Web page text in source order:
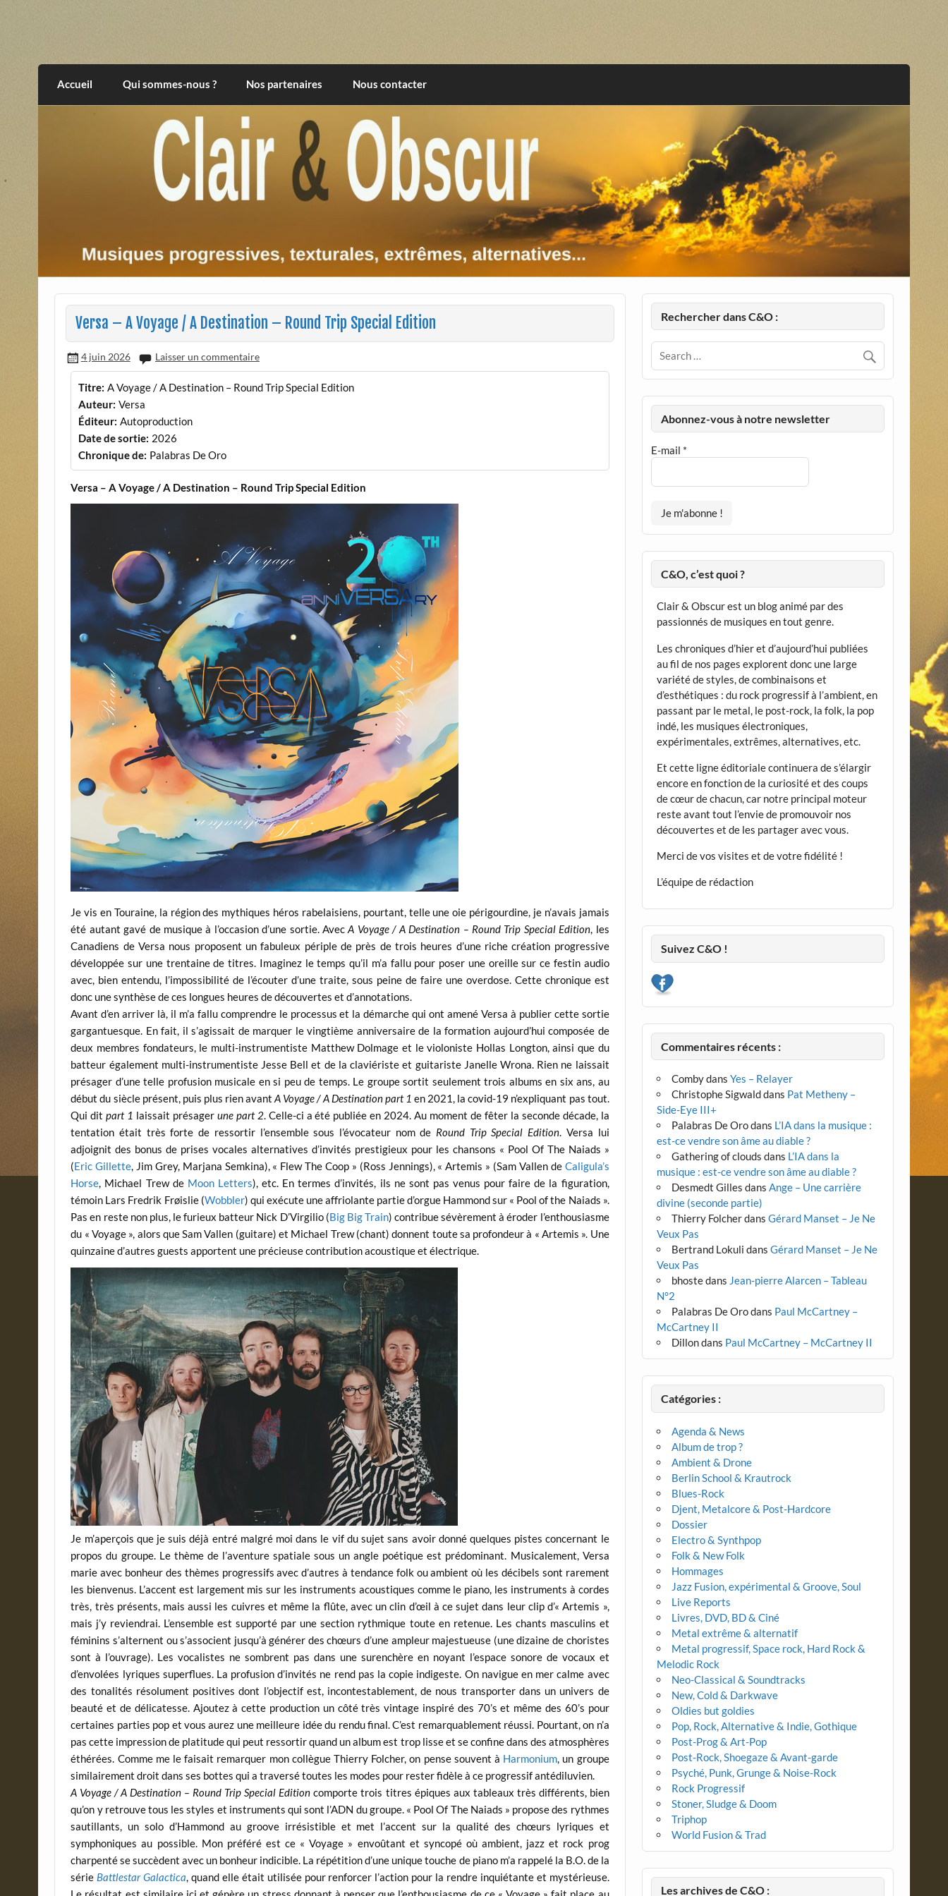
Clair et Obscur
Accueil Qui sommes-nous ? Nos partenaires Nous contacter
Versa – A Voyage / A Destination – Round Trip Special Edition
4 juin 2026 Laisser un commentaire
Titre: A Voyage / A Destination – Round Trip Special Edition
Auteur: Versa
Éditeur: Autoproduction
Date de sortie: 2026
Chronique de: Palabras De Oro
Versa – A Voyage / A Destination – Round Trip Special Edition
Je vis en Touraine, la région des mythiques héros rabelaisiens, pourtant, telle une oie périgourdine, je n’avais jamais
été autant gavé de musique à l’occasion d’une sortie. AvecA Voyage / A Destination – Round Trip Special Edition, les
Canadiens de Versa nous proposent un fabuleux périple de près de trois heures d’une riche création progressive
développée sur une trentaine de titres. Imaginez le temps qu’il m’a fallu pour poser une oreille sur ce festin audio
avec, bien entendu, l’impossibilité de l’écouter d’une traite, sous peine de faire une overdose. Cette chronique est
donc une synthèse de ces longues heures de découvertes et d’annotations.
Avant d’en arriver là, il m’a fallu comprendre le processus et la démarche qui ont amené Versa à publier cette sortie
gargantuesque. En fait, il s’agissait de marquer le vingtième anniversaire de la formation aujourd’hui composée de
deux membres fondateurs, le multi-instrumentiste Matthew Dolmage et le violoniste Hollas Longton, ainsi que du
batteur également multi-instrumentiste Jesse Bell et de la claviériste et guitariste Janelle Wrona. Rien ne laissait
présager d’une telle profusion musicale en si peu de temps. Le groupe sortit seulement trois albums en six ans, au
début du siècle présent, puis plus rien avantA Voyage / A Destination part 1 en 2021, la covid-19 n’expliquant pas tout.
Qui ditpart 1 laissait présager une part 2. Celle-ci a été publiée en 2024. Au moment de fêter la seconde décade, la
tentation était très forte de ressortir l’ensemble sous l’évocateur nom de Round Trip Special Edition. Versa lui
adjoignit des bonus de prises vocales alternatives d’invités prestigieux pour les chansons « Pool Of The Naiads »
(Eric Gillette, Jim Grey, Marjana Semkina), « Flew The Coop » (Ross Jennings), « Artemis » (Sam Vallen de Caligula’s
Horse, Michael Trew de Moon Letters), etc. En termes d’invités, ils ne sont pas venus pour faire de la figuration,
témoin Lars Fredrik Frøislie (Wobbler) qui exécute une affriolante partie d’orgue Hammond sur « Pool of the Naiads ».
Pas en reste non plus, le furieux batteur Nick D’Virgilio (Big Big Train) contribue sévèrement à éroder l’enthousiasme
du « Voyage », alors que Sam Vallen (guitare) et Michael Trew (chant) donnent toute sa profondeur à « Artemis ». Une
quinzaine d’autres guests apportent une précieuse contribution acoustique et électrique.
Je m’aperçois que je suis déjà entré malgré moi dans le vif du sujet sans avoir donné quelques pistes concernant le
propos du groupe. Le thème de l’aventure spatiale sous un angle poétique est prédominant. Musicalement, Versa
marie avec bonheur des thèmes progressifs avec d’autres à tendance folk ou ambient où les décibels sont rarement
les bienvenus. L’accent est largement mis sur les instruments acoustiques comme le piano, les instruments à cordes
très, très présents, mais aussi les cuivres et même la flûte, avec un clin d’œil à ce sujet dans leur clip d’« Artemis »,
mais j’y reviendrai. L’ensemble est supporté par une section rythmique toute en retenue. Les chants masculins et
féminins s’alternent ou s’associent jusqu’à générer des chœurs d’une ampleur majestueuse (une dizaine de choristes
sont à l’ouvrage). Les vocalistes ne sombrent pas dans une surenchère en noyant l’espace sonore de vocaux et
d’envolées lyriques superflues. La profusion d’invités ne rend pas la copie indigeste. On navigue en mer calme avec
des tonalités résolument positives dont l’objectif est, incontestablement, de nous transporter dans un univers de
beauté et de délicatesse. Ajoutez à cette production un côté très vintage inspiré des 70’s et même des 60’s pour
certaines parties pop et vous aurez une meilleure idée du rendu final. C’est remarquablement réussi. Pourtant, on n’a
pas cette impression de platitude qui peut ressortir quand un album est trop lisse et se confine dans des atmosphères
éthérées. Comme me le faisait remarquer mon collègue Thierry Folcher, on pense souvent à Harmonium, un groupe
similairement droit dans ses bottes qui a traversé toutes les modes pour rester fidèle à ce progressif antédiluvien.
A Voyage / A Destination – Round Trip Special Edition comporte trois titres épiques aux tableaux très différents, bien
qu’on y retrouve tous les styles et instruments qui sont l’ADN du groupe. « Pool Of The Naiads » propose des rythmes
sautillants, un solo d’Hammond au groove irrésistible et met l’accent sur la qualité des chœurs lyriques et
symphoniques au possible. Mon préféré est ce « Voyage » envoûtant et syncopé où ambient, jazz et rock prog
charpenté se succèdent avec un bonheur indicible. La répétition d’une unique touche de piano m’a rappelé la B.O. de la
série Battlestar Galactica, quand elle était utilisée pour renforcer l’action pour la rendre inquiétante et mystérieuse.
Rechercher dans C&O :
Abonnez-vous à notre newsletter
E-mail *
C&O, c’est quoi ?
Clair & Obscur est un blog animé par des
passionnés de musiques en tout genre.
Les chroniques d’hier et d’aujourd’hui publiées
au fil de nos pages explorent donc une large
variété de styles, de combinaisons et
d’esthétiques : du rock progressif à l’ambient, en
passant par le metal, le post-rock, la folk, la pop
indé, les musiques électroniques,
expérimentales, extrêmes, alternatives, etc.
Et cette ligne éditoriale continuera de s’élargir
encore en fonction de la curiosité et des coups
de cœur de chacun, car notre principal moteur
reste avant tout l’envie de promouvoir nos
découvertes et de les partager avec vous.
Merci de vos visites et de votre fidélité !
L’équipe de rédaction
Suivez C&O !
Commentaires récents :
CombydansYes – Relayer
Christophe Sigwalddans Pat Metheny –
Side-Eye III+
Palabras De Orodans L’IA dans la musique :
est-ce vendre son âme au diable ?
Gathering of clouds dans L’IA dans la
musique : est-ce vendre son âme au diable ?
Desmedt Gilles dansAnge – Une carrière
divine (seconde partie)
Thierry FolcherdansGérard Manset – Je Ne
Veux Pas
Bertrand Lokuli dansGérard Manset – Je Ne
Veux Pas
bhostedans Jean-pierre Alarcen – Tableau
N°2
Palabras De Orodans Paul McCartney –
McCartney II
Dillondans Paul McCartney – McCartney II
Catégories :
Agenda & News
Album de trop ?
Ambient & Drone
Berlin School & Krautrock
Blues-Rock
Djent, Metalcore & Post-Hardcore
Dossier
Electro & Synthpop
Folk & New Folk
Hommages
Jazz Fusion, expérimental & Groove, Soul
Live Reports
Livres, DVD, BD & Ciné
Metal extrême & alternatif
Metal progressif, Space rock, Hard Rock &
Melodic Rock
Neo-Classical & Soundtracks
New, Cold & Darkwave
Oldies but goldies
Pop, Rock, Alternative & Indie, Gothique
Post-Prog & Art-Pop
Post-Rock, Shoegaze & Avant-garde
Psyché, Punk, Grunge & Noise-Rock
Rock Progressif
Stoner, Sludge & Doom
Triphop
World Fusion & Trad
Les archives de C&O :